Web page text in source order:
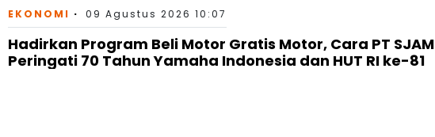
EKONOMI 09 Agustus 2026 10:07
Hadirkan Program Beli Motor Gratis Motor, Cara PT SJAM
Peringati 70 Tahun Yamaha Indonesia dan HUT RI ke-81